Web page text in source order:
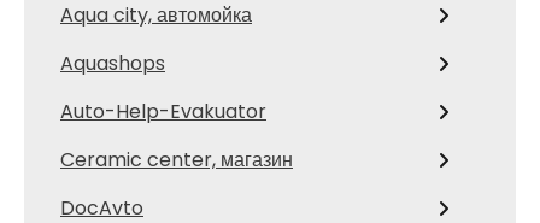
Aqua city, автомойка
Aquashops
Auto-Help-Evakuator
Ceramic center, магазин
DocAvto